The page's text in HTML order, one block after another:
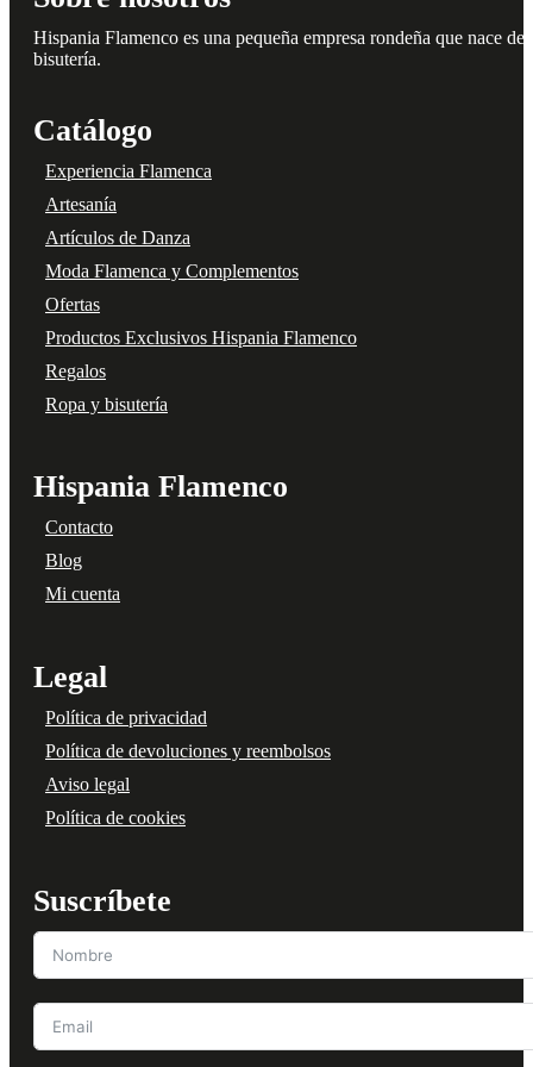
Hispania Flamenco es una pequeña empresa rondeña que nace
bisutería.
Catálogo
Experiencia Flamenca
Artesanía
Artículos de Danza
Moda Flamenca y Complementos
Ofertas
Productos Exclusivos Hispania Flamenco
Regalos
Ropa y bisutería
Hispania Flamenco
Contacto
Blog
Mi cuenta
Legal
Política de privacidad
Política de devoluciones y reembolsos
Aviso legal
Política de cookies
Suscríbete